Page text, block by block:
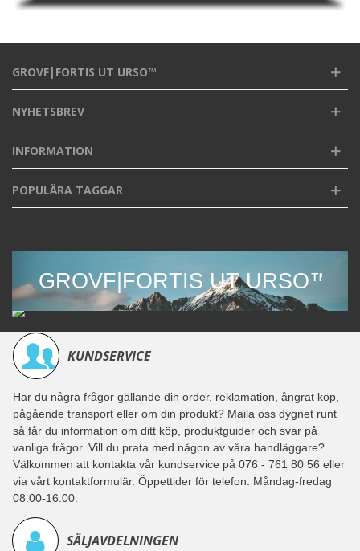
GROVF|FORTIS UT URSO™
NYHETSBREV
INFORMATION
POPULÄRA TAGGAR
GROVF|FORTIS UT URSO™
KUNDSERVICE
Har du några frågor gällande din order, reklamation, ångrat köp,
pågående transport eller om din produkt? Maila oss dygnet runt
så får du information om ditt köp, produktguider och svar på
vanliga frågor. Vill du prata med någon av våra handläggare?
Välkommen att kontakta vår kundservice på 076 - 761 80 56 eller
via vårt kontaktformulär. Öppettider för telefon: Måndag-fredag
08.00-16.00.
SÄLJAVDELNINGEN